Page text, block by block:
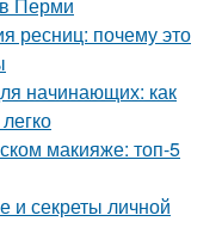
Перми
ресниц: почему это
начинающих: как
макияже: топ-5
и секреты личной